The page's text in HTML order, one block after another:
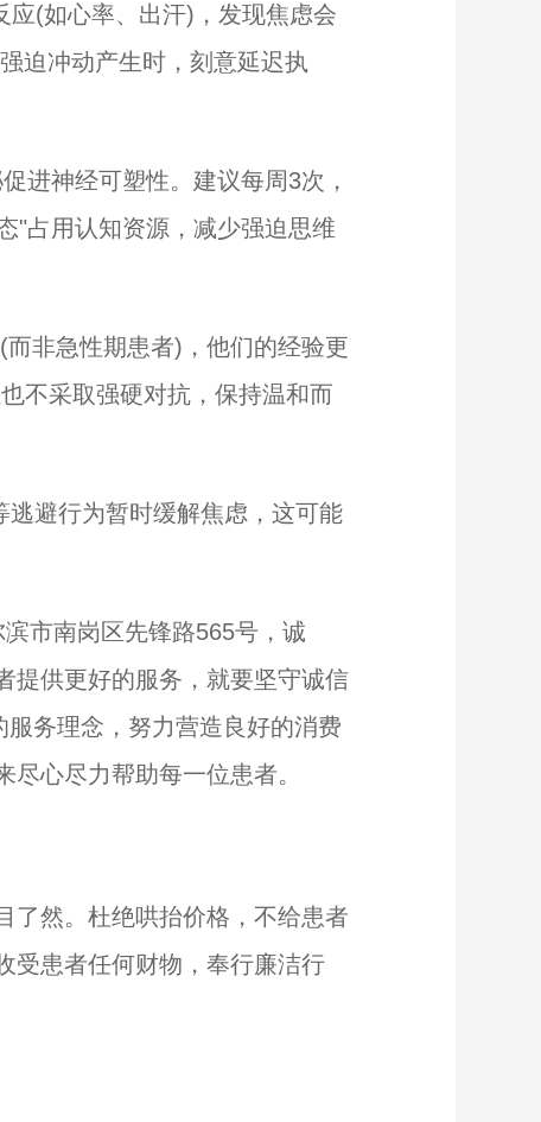
(如心率、出汗)，发现焦虑会
迫冲动产生时，刻意延迟执
神经可塑性。建议每周3次，
"占用认知资源，减少强迫思维
非急性期患者)，他们的经验更
不采取强硬对抗，保持温和而
避行为暂时缓解焦虑，这可能
市南岗区先锋路565号，诚
提供更好的服务，就要坚守诚信
服务理念，努力营造良好的消费
心尽力帮助每一位患者。
然。杜绝哄抬价格，不给患者
受患者任何财物，奉行廉洁行